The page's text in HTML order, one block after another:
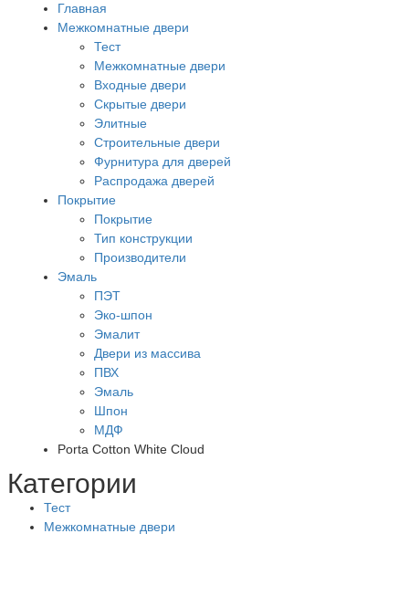
Главная
Межкомнатные двери
Тест
Межкомнатные двери
Входные двери
Скрытые двери
Элитные
Строительные двери
Фурнитура для дверей
Распродажа дверей
Покрытие
Покрытие
Тип конструкции
Производители
Эмаль
ПЭТ
Эко-шпон
Эмалит
Двери из массива
ПВХ
Эмаль
Шпон
МДФ
Porta Cotton White Cloud
Категории
Тест
Межкомнатные двери